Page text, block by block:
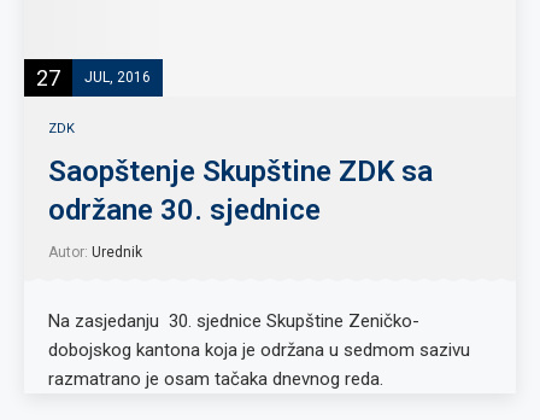
27 JUL, 2016
ZDK
Saopštenje Skupštine ZDK sa
održane 30. sjednice
Autor: Urednik
Na zasjedanju 30. sjednice Skupštine Zeničko-
dobojskog kantona koja je održana u sedmom sazivu
razmatrano je osam tačaka dnevnog reda.